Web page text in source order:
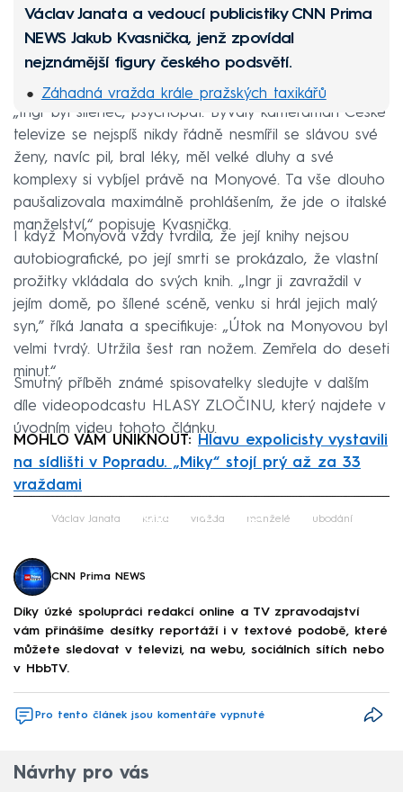
Václav Janata a vedoucí publicistiky CNN Prima
NEWS Jakub Kvasnička, jenž zpovídal
nejznámější figury českého podsvětí.
Záhadná vražda krále pražských taxikářů
Pětiletý Honzík věřil mámě ze všech nejvíc,
zavraždila ho
Václav otrávil exmanželce vodku, sváděl to na
metanol
Střelba v Protivíně: Dva policisté zemřeli, vraždil
manžel
Boxer Banongo šokoval Brno, upálil muže
zaživa v autě
„Ingr byl šílenec, psychopat. Bývalý kameraman České
televize se nejspíš nikdy řádně nesmířil se slávou své
ženy, navíc pil, bral léky, měl velké dluhy a své
komplexy si vybíjel právě na Monyové. Ta vše dlouho
paušalizovala maximálně prohlášením, že jde o italské
manželství,“ popisuje Kvasnička.
I když Monyová vždy tvrdila, že její knihy nejsou
autobiografické, po její smrti se prokázalo, že vlastní
prožitky vkládala do svých knih. „Ingr ji zavraždil v
jejím domě, po šílené scéně, venku si hrál jejich malý
syn,” říká Janata a specifikuje: „Útok na Monyovou byl
velmi tvrdý. Utržila šest ran nožem. Zemřela do deseti
minut.“
Smutný příběh známé spisovatelky sledujte v dalším
díle videopodcastu HLASY ZLOČINU, který najdete v
úvodním videu tohoto článku.
MOHLO VÁM UNIKNOUT:
Hlavu expolicisty vystavili
na sídlišti v Popradu. „Miky“ stojí prý až za 33
vraždami
Failed to fetch
Václav Janata kniha vražda manželé ubodání
CNN Prima NEWS
Díky úzké spolupráci redakcí online a TV zpravodajství
vám přinášíme desítky reportáží i v textové podobě, které
můžete sledovat v televizi, na webu, sociálních sítích nebo
v HbbTV.
Pro tento článek jsou komentáře vypnuté
Návrhy pro vás